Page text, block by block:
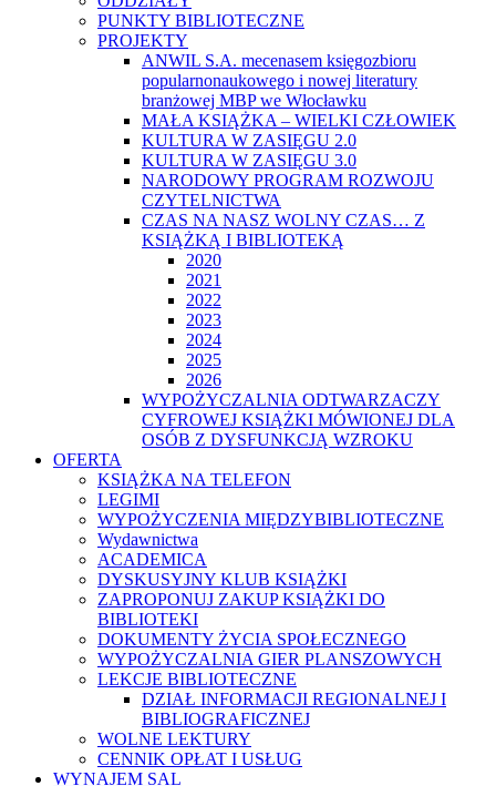
PUNKTY BIBLIOTECZNE
PROJEKTY
ANWIL S.A. mecenasem księgozbioru
popularnonaukowego i nowej literatury
branżowej MBP we Włocławku
MAŁA KSIĄŻKA – WIELKI CZŁOWIEK
KULTURA W ZASIĘGU 2.0
KULTURA W ZASIĘGU 3.0
NARODOWY PROGRAM ROZWOJU
CZYTELNICTWA
CZAS NA NASZ WOLNY CZAS… Z
KSIĄŻKĄ I BIBLIOTEKĄ
2020
2021
2022
2023
2024
2025
2026
WYPOŻYCZALNIA ODTWARZACZY
CYFROWEJ KSIĄŻKI MÓWIONEJ DLA
OSÓB Z DYSFUNKCJĄ WZROKU
OFERTA
KSIĄŻKA NA TELEFON
LEGIMI
WYPOŻYCZENIA MIĘDZYBIBLIOTECZNE
Wydawnictwa
ACADEMICA
DYSKUSYJNY KLUB KSIĄŻKI
ZAPROPONUJ ZAKUP KSIĄŻKI DO
BIBLIOTEKI
DOKUMENTY ŻYCIA SPOŁECZNEGO
WYPOŻYCZALNIA GIER PLANSZOWYCH
LEKCJE BIBLIOTECZNE
DZIAŁ INFORMACJI REGIONALNEJ I
BIBLIOGRAFICZNEJ
WOLNE LEKTURY
CENNIK OPŁAT I USŁUG
WYNAJEM SAL